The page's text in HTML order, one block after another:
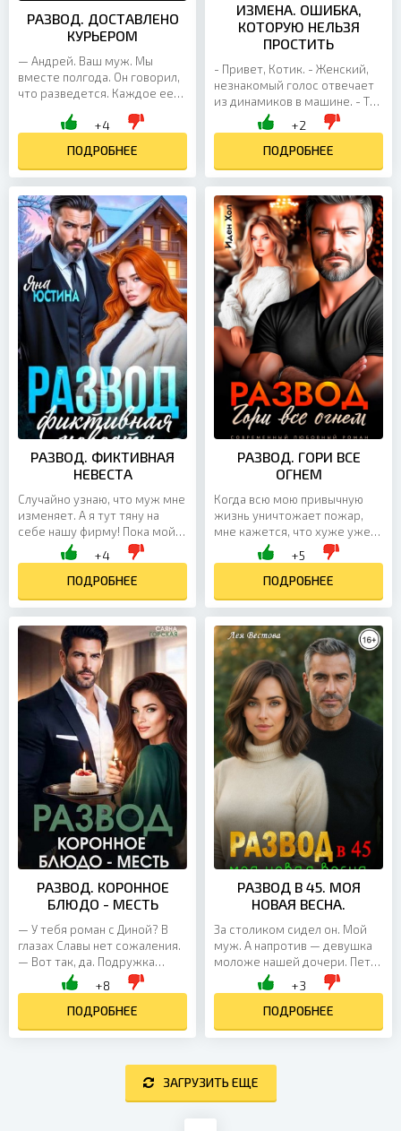
РАЗВОД. ДОСТАВЛЕНО
КУРЬЕРОМ
— Андрей. Ваш муж. Мы
вместе полгода. Он говорил,
что разведется. Каждое ее
Я смотрела на эту девушку и
+4
ПОДРОБНЕЕ
ИЗМЕНА. ОШИБКА,
КОТОРУЮ НЕЛЬЗЯ
ПРОСТИТЬ
- Привет, Котик. - Женский,
незнакомый голос отвечает
из динамиков в машине. - Ты
рано. Я только из душа
вышла. Ждала тебя не раньше
восьми. - Кто...
+2
ПОДРОБНЕЕ
РАЗВОД. ФИКТИВНАЯ
НЕВЕСТА
Случайно узнаю, что муж мне
изменяет. А я тут тяну на
себе нашу фирму! Пока мой
благоверный кувыркается в
гостиничном номере. Не
прощу! Развод и...
+4
ПОДРОБНЕЕ
РАЗВОД. ГОРИ ВСЕ
ОГНЕМ
Когда всю мою привычную
жизнь уничтожает пожар,
мне кажется, что хуже уже
быть не может. Но мой муж
внезапно доказывает, что это
не так. Может! Ведь...
+5
ПОДРОБНЕЕ
РАЗВОД. КОРОННОЕ
БЛЮДО - МЕСТЬ
— У тебя роман с Диной? В
глазах Славы нет сожаления.
— Вот так, да. Подружка
оказалась змеёй. — А ты
потаскун! Ты же понимаешь,
что теперь я точно...
+8
ПОДРОБНЕЕ
РАЗВОД В 45. МОЯ
НОВАЯ ВЕСНА.
За столиком сидел он. Мой
муж. А напротив — девушка
моложе нашей дочери. Петр
держал ее руку в своей и
смотрел на нее так, как
когда-то смотрел на...
+3
ПОДРОБНЕЕ
ЗАГРУЗИТЬ ЕЩЕ